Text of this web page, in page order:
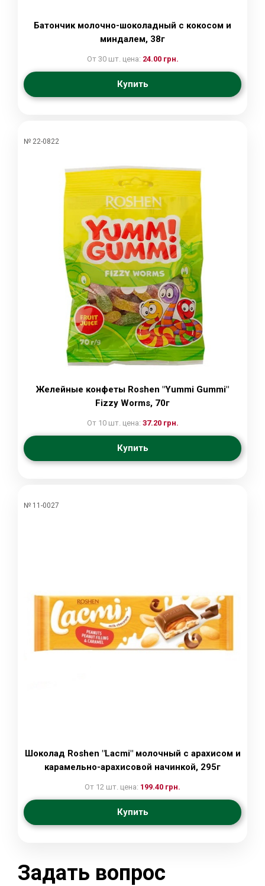
Батончик молочно-шоколадный с кокосом и
миндалем, 38г
От 30 шт. цена: 24.00 грн.
Купить
№ 22-0822
Желейные конфеты Roshen "Yummi Gummi"
Fizzy Worms, 70г
От 10 шт. цена: 37.20 грн.
Купить
№ 11-0027
Шоколад Roshen "Lacmi" молочный с арахисом и
карамельно-арахисовой начинкой, 295г
От 12 шт. цена: 199.40 грн.
Купить
Задать вопрос